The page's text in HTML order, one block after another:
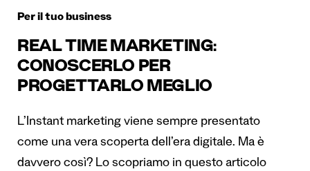
Per il tuo business
REAL TIME MARKETING:
CONOSCERLO PER
PROGETTARLO MEGLIO
L’Instant marketing viene sempre presentato
come una vera scoperta dell’era digitale. Ma è
davvero così? Lo scopriamo in questo articolo